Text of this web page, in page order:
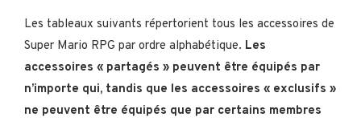
Les tableaux suivants répertorient tous les accessoires de
Super Mario RPG par ordre alphabétique. Les
accessoires « partagés » peuvent être équipés par
n’importe qui, tandis que les accessoires « exclusifs »
ne peuvent être équipés que par certains membres